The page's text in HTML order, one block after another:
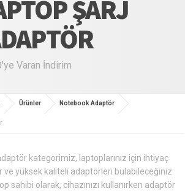
ŞARJ
Varan İndirim
Ürünler Notebook Adaptör
kategorimiz, laptoplarınız için ihtiyaç
ve yüksek kaliteli adaptörleri bulabileceğiniz
sahibi olarak, cihazınızı kullanırken adaptör